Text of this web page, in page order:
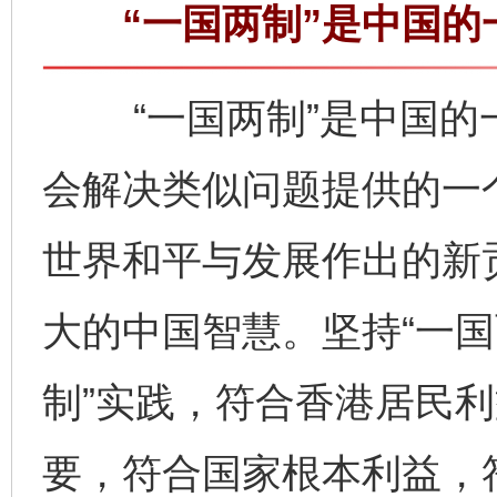
“一国两制”是中国的
“一国两制”是中国的
会解决类似问题提供的
世界和平与发展作出的
大的中国智慧。坚持“一
制”实践，符合香港居民
要，符合国家根本利益